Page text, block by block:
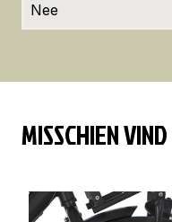
Nee
MISSCHIEN